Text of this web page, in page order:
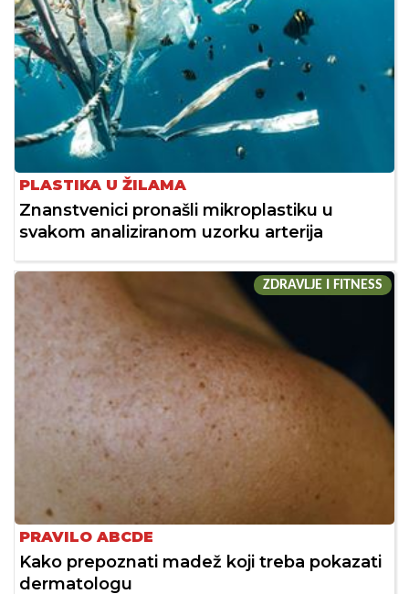
PLASTIKA U ŽILAMA
Znanstvenici pronašli mikroplastiku u
svakom analiziranom uzorku arterija
ZDRAVLJE I FITNESS
PRAVILO ABCDE
Kako prepoznati madež koji treba pokazati
dermatologu